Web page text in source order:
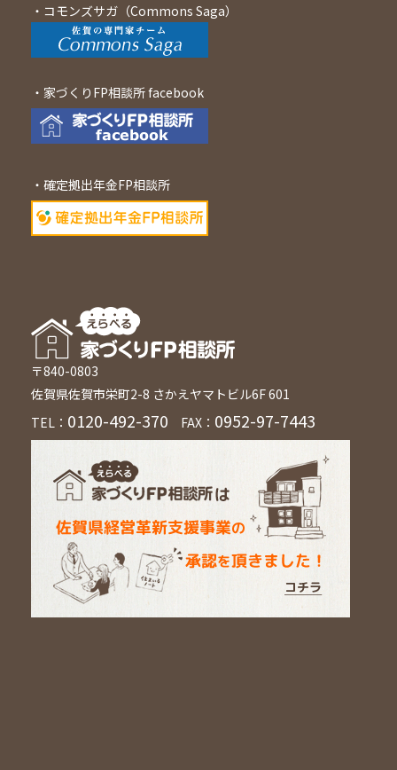
・ コモンズサガ（Commons Saga）
・家づくりFP相談所 facebook
・確定拠出年金FP相談所
〒840-0803
佐賀県佐賀市栄町2-8 さかえヤマトビル6F 601
TEL： 0120-492-370 FAX： 0952-97-7443